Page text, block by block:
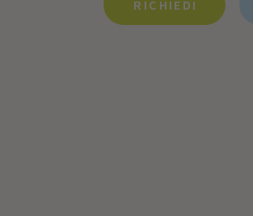
RICHIEDI